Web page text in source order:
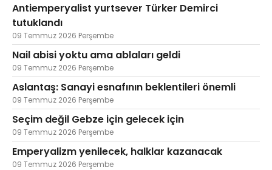
Antiemperyalist yurtsever Türker Demirci
tutuklandı
09 Temmuz 2026 Perşembe
Nail abisi yoktu ama ablaları geldi
09 Temmuz 2026 Perşembe
Aslantaş: Sanayi esnafının beklentileri önemli
09 Temmuz 2026 Perşembe
Seçim değil Gebze için gelecek için
09 Temmuz 2026 Perşembe
Emperyalizm yenilecek, halklar kazanacak
09 Temmuz 2026 Perşembe